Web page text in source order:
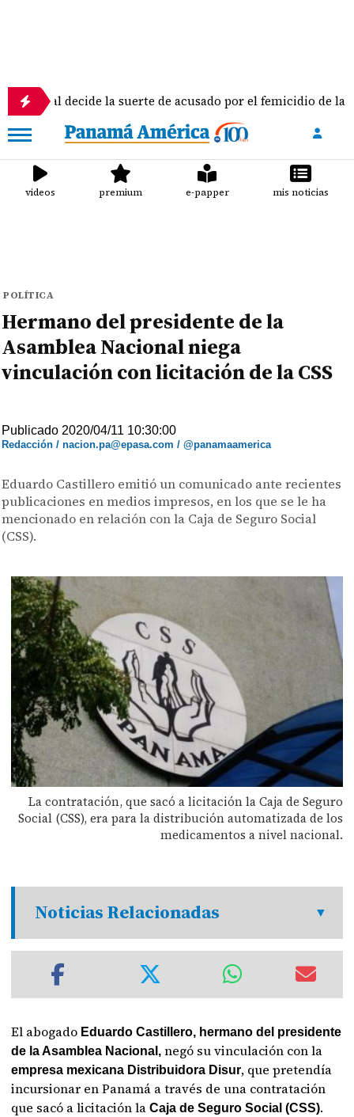
decide la suerte de acusado por el femicidio de la docente
videos premium e-papper mis noticias
POLÍTICA
Hermano del presidente de la
Asamblea Nacional niega
vinculación con licitación de la CSS
Publicado 2020/04/11 10:30:00
Redacción / nacion.pa@epasa.com / @panamaamerica
Eduardo Castillero emitió un comunicado ante recientes
publicaciones en medios impresos, en los que se le ha
mencionado en relación con la Caja de Seguro Social
(CSS).
La contratación, que sacó a licitación la Caja de Seguro
Social (CSS), era para la distribución automatizada de los
medicamentos a nivel nacional.
Noticias Relacionadas
El abogado Eduardo Castillero, hermano del presidente
de la Asamblea Nacional, negó su vinculación con la
empresa mexicana Distribuidora Disur, que pretendía
incursionar en Panamá a través de una contratación
que sacó a licitación laCaja de Seguro Social (CSS).